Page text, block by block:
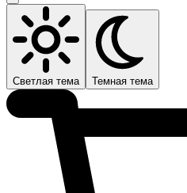
Светлая тема Темная тема